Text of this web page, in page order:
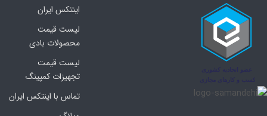
اینتکس ایران
لیست قیمت
محصولات بادی
لیست قیمت
تجهیزات کمپینگ
تماس با اینتکس ایران